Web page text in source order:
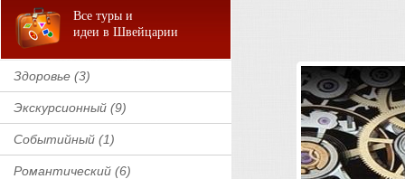
Все туры и
идеи в Швейцарии
Здоровье (3)
Экскурсионный (9)
Событийный (1)
Романтический (6)